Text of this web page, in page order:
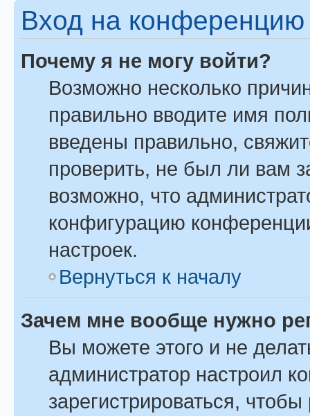
Вход на конференцию
Почему я не могу войти?
Возможно несколько
правильно вводите имя
введены правильно,
проверить, не был ли вам
возможно, что
конфигурацию
настроек.
Вернуться к началу
Зачем мне вообще нужно
Вы можете этого и не
администратор настроил
зарегистрироваться,